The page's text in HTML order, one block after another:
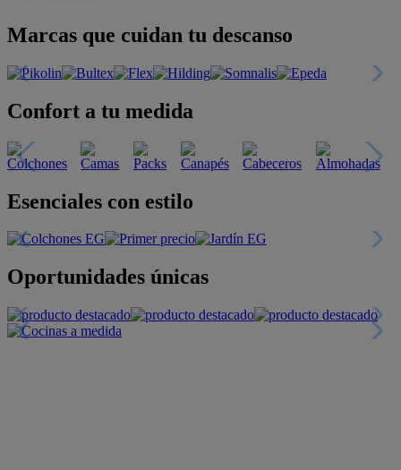
Marcas que cuidan tu descanso
Confort a tu medida
Esenciales con estilo
Oportunidades únicas